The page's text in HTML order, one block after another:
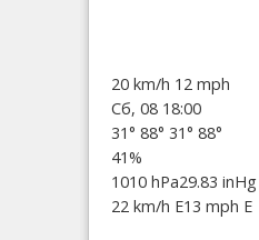
20 km/h 12 mph
Сб, 08 18:00
31° 88° 31° 88°
41%
1010 hPa29.83 inHg
22 km/h E13 mph E